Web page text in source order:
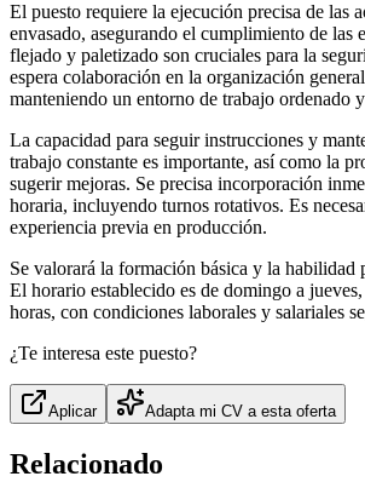
El puesto requiere la ejecución precisa de las
envasado, asegurando el cumplimiento de las
flejado y paletizado son cruciales para la
espera colaboración en la organización
manteniendo un entorno de trabajo ordenado
La capacidad para seguir instrucciones y
trabajo constante es importante, así como la
sugerir mejoras. Se precisa incorporación
horaria, incluyendo turnos rotativos. Es
experiencia previa en producción.
Se valorará la formación básica y la habilidad
El horario establecido es de domingo a
horas, con condiciones laborales y salariales
¿Te interesa este puesto?
Aplicar Adapta mi CV a esta oferta
Relacionado